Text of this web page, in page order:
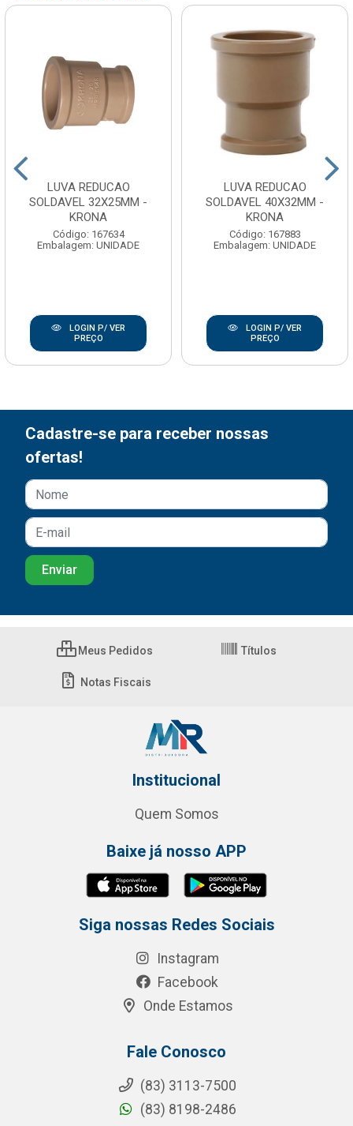
LUVA REDUCAO
SOLDAVEL 32X25MM -
KRONA
Código: 167634
Embalagem: UNIDADE
LOGIN P/ VER
PREÇO
LUVA REDUCAO
SOLDAVEL 40X32MM -
KRONA
Código: 167883
Embalagem: UNIDADE
LOGIN P/ VER
PREÇO
Cadastre-se para receber nossas
ofertas!
Meus Pedidos Títulos
Notas Fiscais
Institucional
Quem Somos
Baixe já nosso APP
Siga nossas Redes Sociais
Instagram
Facebook
Onde Estamos
Fale Conosco
(83) 3113-7500
(83) 8198-2486